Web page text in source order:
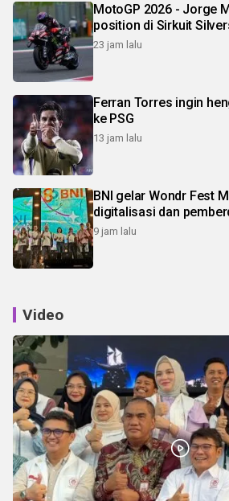
MotoGP 2026 - Jorge
position di
23 jam lalu
Ferran Torres ingin
ke PSG
13 jam lalu
BNI gelar Wondr Fest
digitalisasi dan
9 jam lalu
Video